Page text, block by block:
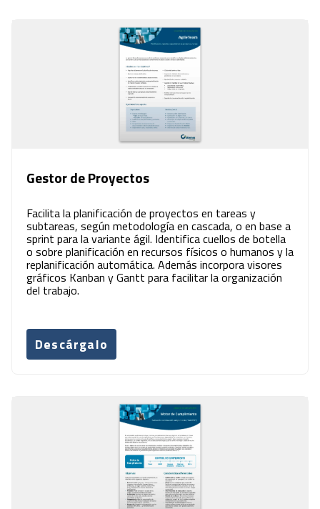
Gestor de Proyectos
Facilita la planificación de proyectos en tareas y
subtareas, según metodología en cascada, o en base a
sprint para la variante ágil. Identifica cuellos de botella
o sobre planificación en recursos físicos o humanos y la
replanificación automática. Además incorpora visores
gráficos Kanban y Gantt para facilitar la organización
del trabajo.
Descárgalo